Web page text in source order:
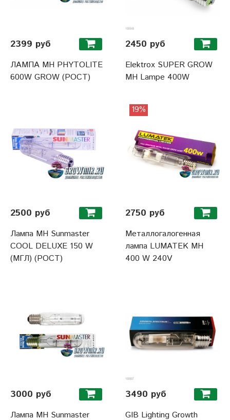
2399 руб
ЛАМПА MH PHYTOLITE
600W GROW (РОСТ)
2450 руб
Elektrox SUPER GROW
MH Lampe 400W
2500 руб
Лампа MH Sunmaster
COOL DELUXE 150 W
(МГЛ) (РОСТ)
19%
2750 руб
Металлогалогенная
лампа LUMATEK MH
400 W 240V
3000 руб
Лампа MH Sunmaster
3490 руб
GIB Lighting Growth